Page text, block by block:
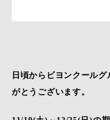
日頃からビヨンクール
がとうございます。